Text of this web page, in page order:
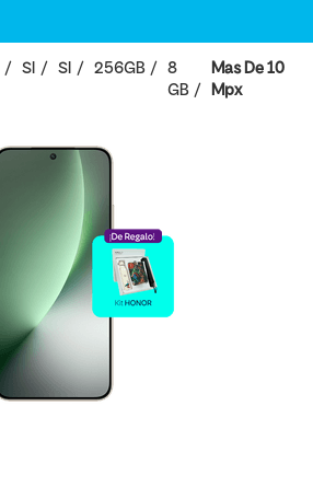
SI SI 256GB
8
GB
Mas De 10
Mpx